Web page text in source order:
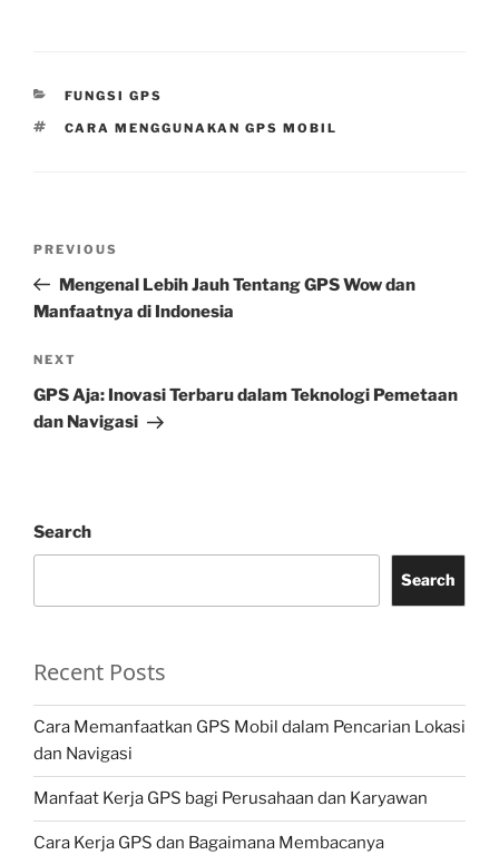
CATEGORIES
FUNGSI GPS
TAGS
CARA MENGGUNAKAN GPS MOBIL
Previous
Post
PREVIOUS
Mengenal Lebih Jauh Tentang GPS Wow dan
Manfaatnya di Indonesia
Next
Post
NEXT
GPS Aja: Inovasi Terbaru dalam Teknologi Pemetaan
dan Navigasi
Search
Search
Recent Posts
Cara Memanfaatkan GPS Mobil dalam Pencarian Lokasi
dan Navigasi
Manfaat Kerja GPS bagi Perusahaan dan Karyawan
Cara Kerja GPS dan Bagaimana Membacanya